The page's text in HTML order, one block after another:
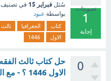
تصويتات
1
إجابة
سُئل فبراير 15 في تصنيف
بواسطة عبود
كتاب الجغرافيا ثالث
الاول
1446
0
الاول 1446 ؟ - مع الشرح